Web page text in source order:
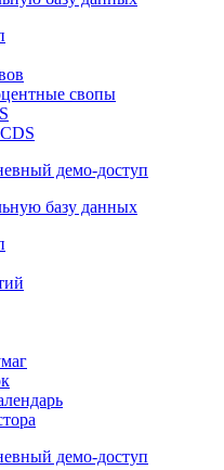
базу данных
свопы
базу данных